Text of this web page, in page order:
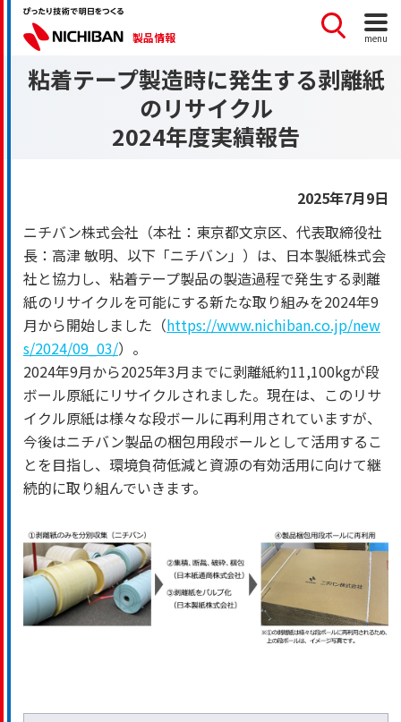
製品情報 menu
粘着テープ製造時に発生する剥離紙
のリサイクル
2024年度実績報告
2025年7月9日
ニチバン株式会社（本社：東京都文京区、代表取締役社
長：高津 敏明、以下「ニチバン」）は、日本製紙株式会
社と協力し、粘着テープ製品の製造過程で発生する剥離
紙のリサイクルを可能にする新たな取り組みを2024年9
月から開始しました（https://www.nichiban.co.jp/new
s/2024/09_03/）。
2024年9月から2025年3月までに剥離紙約11,100kgが段
ボール原紙にリサイクルされました。現在は、このリサ
イクル原紙は様々な段ボールに再利用されていますが、
今後はニチバン製品の梱包用段ボールとして活用するこ
とを目指し、環境負荷低減と資源の有効活用に向けて継
続的に取り組んでいきます。